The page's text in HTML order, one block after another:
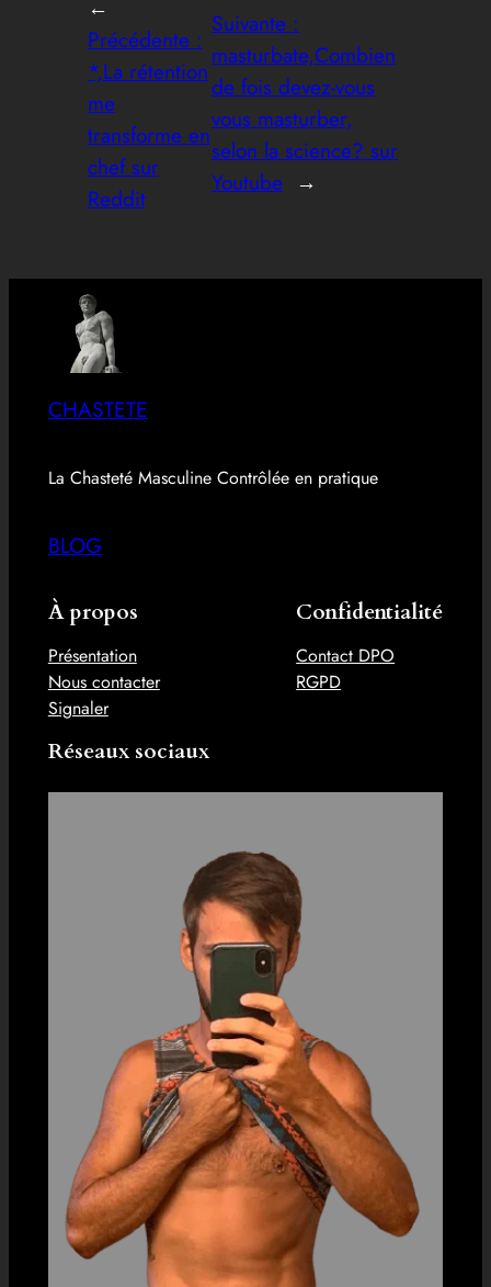
←
Précédente :
*,La rétention
me
transforme en
chef sur
Reddit
Suivante :
masturbate,Combien
de fois devez-vous
vous masturber,
selon la science? sur
Youtube →
CHASTETE
La Chasteté Masculine Contrôlée en pratique
BLOG
À propos
Présentation
Nous contacter
Signaler
Confidentialité
Contact DPO
RGPD
Réseaux sociaux